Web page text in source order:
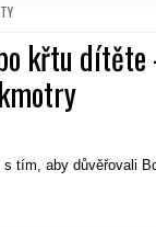
křtu
tím, aby důvěřovali